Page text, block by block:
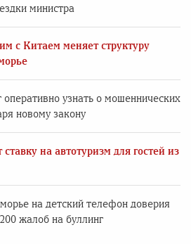
министра
с Китаем меняет структуру
узнать о мошеннических
новому закону
на автотуризм для гостей из
на детский телефон доверия
жалоб на буллинг